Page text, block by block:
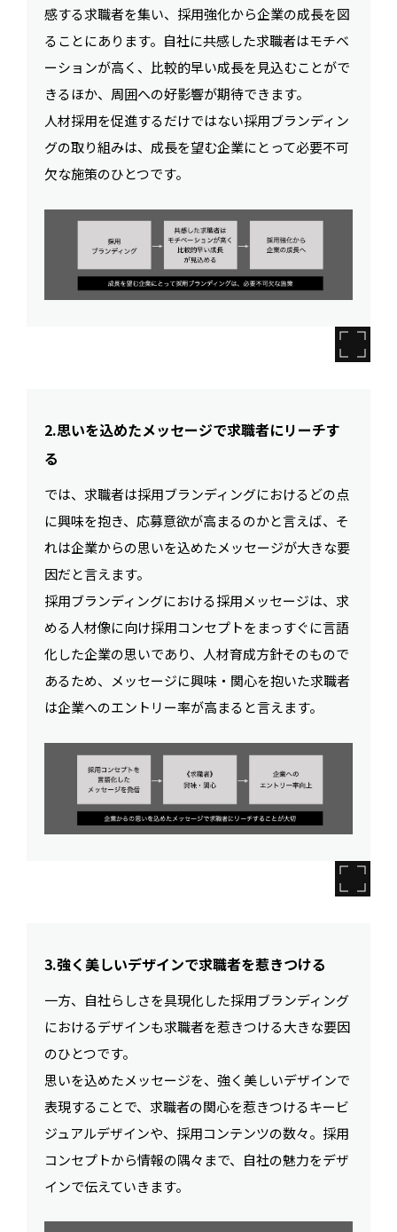
感する求職者を集い、採用強化から企業の成長を図
ることにあります。自社に共感した求職者はモチベ
ーションが高く、比較的早い成長を見込むことがで
きるほか、周囲への好影響が期待できます。
人材採用を促進するだけではない採用ブランディン
グの取り組みは、成長を望む企業にとって必要不可
欠な施策のひとつです。
2.思いを込めたメッセージで求職者にリーチす
る
では、求職者は採用ブランディングにおけるどの点
に興味を抱き、応募意欲が高まるのかと言えば、そ
れは企業からの思いを込めたメッセージが大きな要
因だと言えます。
採用ブランディングにおける採用メッセージは、求
める人材像に向け採用コンセプトをまっすぐに言語
化した企業の思いであり、人材育成方針そのもので
あるため、メッセージに興味・関心を抱いた求職者
は企業へのエントリー率が高まると言えます。
3.強く美しいデザインで求職者を惹きつける
一方、自社らしさを具現化した採用ブランディング
におけるデザインも求職者を惹きつける大きな要因
のひとつです。
思いを込めたメッセージを、強く美しいデザインで
表現することで、求職者の関心を惹きつけるキービ
ジュアルデザインや、採用コンテンツの数々。採用
コンセプトから情報の隅々まで、自社の魅力をデザ
インで伝えていきます。